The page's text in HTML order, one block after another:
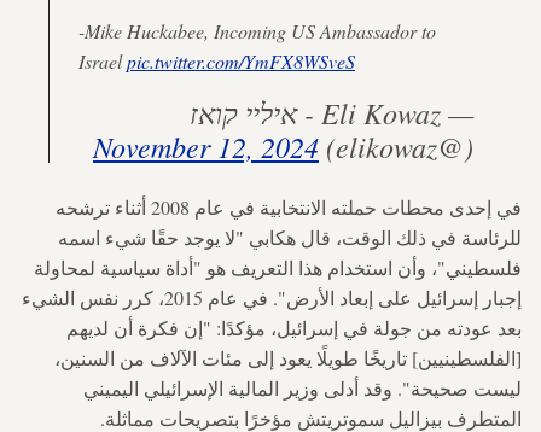
-Mike Huckabee, Incoming US Ambassador to
Israelpic.twitter.com/YmFX8WSveS
— Eli Kowaz - איליי קואז
(@elikowaz)
November 12, 2024
في إحدى محطات حملته الانتخابية في عام 2008 أثناء ترشحه
للرئاسة في ذلك الوقت، قال هكابي "لا يوجد حقًا شيء اسمه
فلسطيني"، وأن استخدام هذا التعريف هو "أداة سياسية لمحاولة
إجبار إسرائيل على إبعاد الأرض". في عام 2015، كرر نفس الشيء
بعد عودته من جولة في إسرائيل، مؤكدًا: "إن فكرة أن لديهم
[الفلسطينيين] تاريخًا طويلًا يعود إلى مئات الآلاف من السنين،
ليست صحيحة". وقد أدلى وزير المالية الإسرائيلي اليميني
المتطرف بيزاليل سموتريتش مؤخرًا بتصريحات مماثلة.